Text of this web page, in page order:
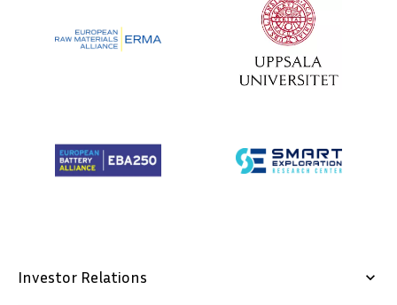
Investor Relations keyboard_arrow_down